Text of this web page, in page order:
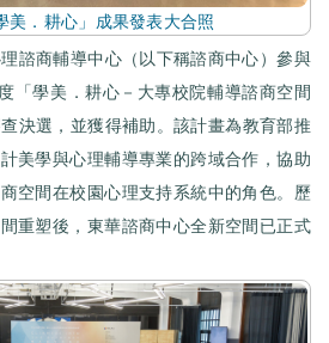
美．耕心」成果發表大合照
諮商輔導中心（以下稱諮商中心）參與
「學美．耕心－大專校院輔導諮商空間
決選，並獲得補助。該計畫為教育部推
美學與心理輔導專業的跨域合作，協助
空間在校園心理支持系統中的角色。歷
重塑後，東華諮商中心全新空間已正式